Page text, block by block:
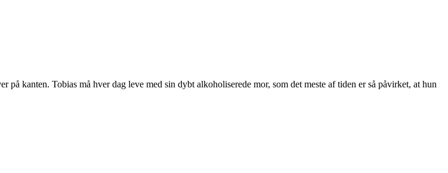
kanten. Tobias må hver dag leve med sin dybt alkoholiserede mor, som det meste af tiden er så påvirket, at hun